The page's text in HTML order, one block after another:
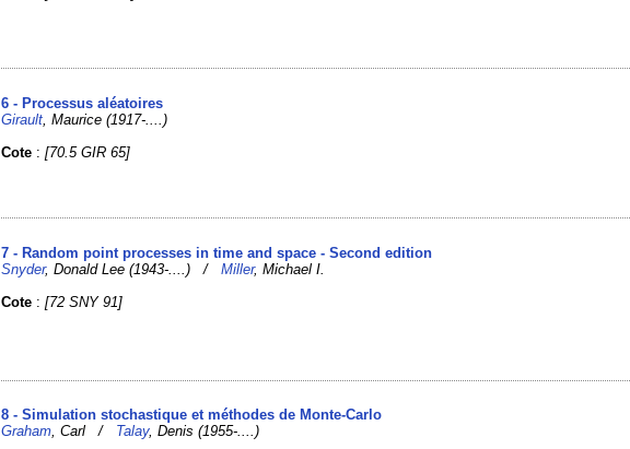
6 - Processus aléatoires
Girault , Maurice (1917-....)
Cote :[70.5 GIR 65]
7 - Random point processes in time and space - Second edition
Snyder, Donald Lee (1943-....) /Miller, Michael I.
Cote :[72 SNY 91]
8 - Simulation stochastique et méthodes de Monte-Carlo
Graham, Carl / Talay, Denis (1955-....)